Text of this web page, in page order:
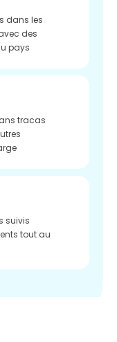
dans les
des
pays
tracas
suivis
tout au